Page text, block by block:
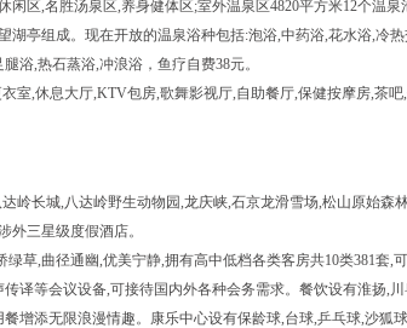
闲区,名胜汤泉区,养身健体区;室外温泉区4820平方米12个温
湖亭组成。现在开放的温泉浴种包括:泡浴,中药浴,花水浴,冷
浴,热石蒸浴,冲浪浴，鱼疗自费38元。
室,休息大厅,KTV包房,歌舞影视厅,自助餐厅,保健按摩房,茶
岭长城,八达岭野生动物园,龙庆峡,石京龙滑雪场,松山原始森
外三星级度假酒店。
草,曲径通幽,优美宁静,拥有高中低档各类客房共10类381套,
译等会议设备,可接待国内外各种会务需求。餐饮设有淮扬,
增添无限浪漫情趣。康乐中心设有保龄球,台球,乒乓球,沙狐